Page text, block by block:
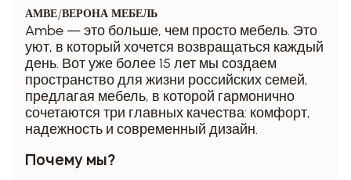
AMBE/ВЕРОНА МЕБЕЛЬ
Ambe — это больше, чем просто мебель. Это
уют, в который хочется возвращаться каждый
день. Вот уже более 15 лет мы создаем
пространство для жизни российских семей,
предлагая мебель, в которой гармонично
сочетаются три главных качества: комфорт,
надежность и современный дизайн.
Почему мы?